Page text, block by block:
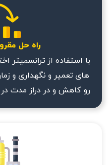
راه حل
با استفاده از ترانسمیتر
های تعمیر و نگهداری و
رو کاهش و در دراز مدت